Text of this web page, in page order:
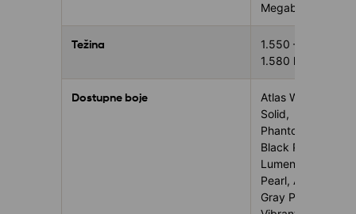
Megabox)
Težina
1.550 –
1.580 kg
Dostupne boje
Atlas White
Solid,
Phantom
Black Pearl,
Lumen Gray
Pearl, Aurora
Gray Pearl,